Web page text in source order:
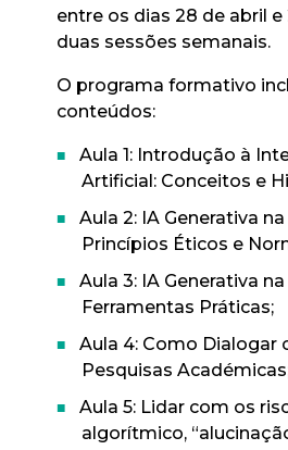
entre os dias 28 de abril e
duas sessões semanais.
O programa formativo
conteúdos:
Aula 1: Introdução à
Artificial: Conceitos e
Aula 2: IA Generativa
Princípios Éticos e
Aula 3: IA Generativa
Ferramentas Práticas;
Aula 4: Como Dialogar
Pesquisas
Aula 5: Lidar com os
algorítmico,